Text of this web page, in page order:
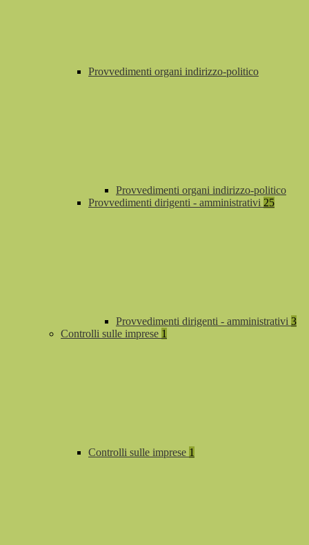
Provvedimenti organi indirizzo-politico
Provvedimenti organi indirizzo-politico
Provvedimenti dirigenti - amministrativi 25
Provvedimenti dirigenti - amministrativi 3
Controlli sulle imprese 1
Controlli sulle imprese 1